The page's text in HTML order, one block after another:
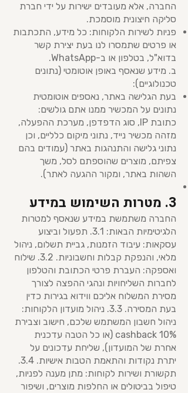
החברה, אלא מעובדים ישירות על ידי חברת
סליקה חיצונית מוסמכת.
פניות לשירות הלקוחות: כל מידע, התכתבות
או פרטים שתמסרו לנו בעת יצירת קשר
בדוא"ל, בטלפון או ב-WhatsApp.
ב. מידע שנאסף באופן אוטומטי (נתונים
טכנולוגיים):
בעת הגלישה באתר, נאספים אוטומטית
נתונים על המכשיר ממנו אתם גולשים:
כתובת IP, סוג הדפדפן, מערכת ההפעלה,
מזהה מכשיר נייד, נתוני מיקום כלליים, וכן
נתוני גלישה והתנהגות באתר (עמודים בהם
צפיתם, מוצרים שהוספתם לסל, משך
השהות באתר, ומקור ההגעה לאתר).
3. מטרות השימוש במידע
החברה משתמשת במידע שנאסף למטרות
הלגיטימיות הבאות: 3.1. תפעול וביצוע
עסקאות: עיבוד הזמנות, גביית תשלום, ניהול
מלאי, והנפקת קבלות וחשבוניות. 3.2. שילוח
ואספקה: העברת פרטי הכתובת והטלפון
לחברות השליחויות ונהגי ההפצה לצורך
מסירת המשלוח אליכם ווידוא בגירות כדין
בעת המסירה. 3.3. ניהול מועדון הלקוחות:
ניהול חשבון המשתמש שלכם, חישוב וצבירת
10% cashback (או כל הטבה עדכנית
אחרת של המועדון), שליחת עדכונים על
יתרת נקודות והתאמת הטבות אישיות. 3.4.
תקשורת ושירות לקוחות: מתן מענה לפניות,
טיפול בביטולים או החלפות מוצרים, ושיפור